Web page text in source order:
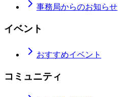
事務局からのお知らせ
イベント
おすすめイベント
コミュニティ